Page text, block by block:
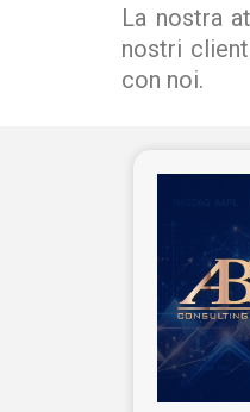
La nostra
nostri
con noi.